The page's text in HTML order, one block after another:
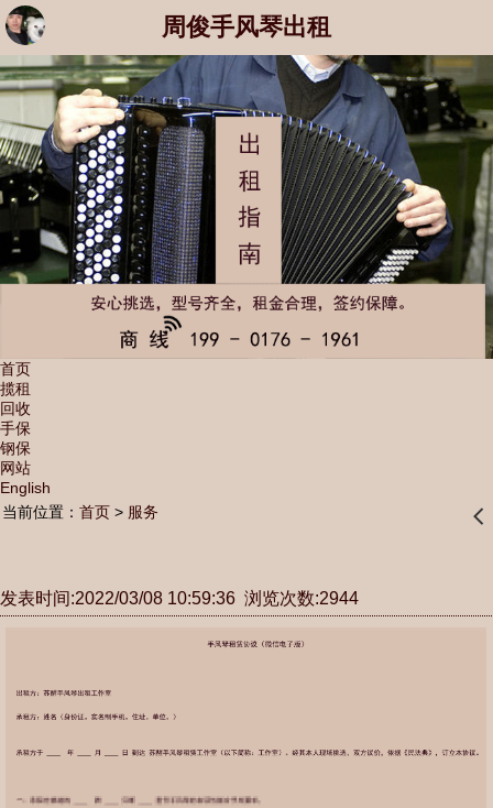
周俊手风琴出租
首页
揽租
回收
手保
钢保
网站
English
当前位置： 首页> 服务 󰊒
发表时间:2022/03/08 10:59:36 浏览次数:2944